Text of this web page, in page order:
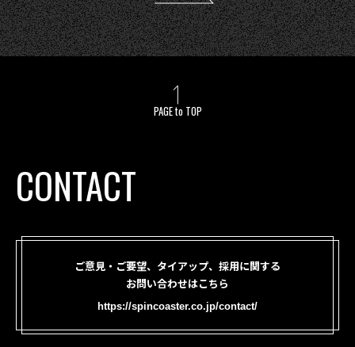
PAGE to TOP
CONTACT
ご意見・ご要望、タイアップ、採用に関する
お問い合わせはこちら
https://spincoaster.co.jp/contact/